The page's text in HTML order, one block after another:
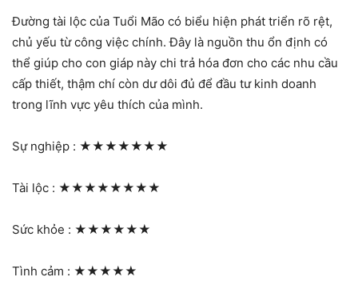
Đường tài lộc của Tuổi Mão có biểu hiện phát triển rõ rệt,
chủ yếu từ công việc chính. Đây là nguồn thu ổn định có
thể giúp cho con giáp này chi trả hóa đơn cho các nhu cầu
cấp thiết, thậm chí còn dư dôi đủ để đầu tư kinh doanh
trong lĩnh vực yêu thích của mình.
Sự nghiệp : ★★★★★★★
Tài lộc : ★★★★★★★★
Sức khỏe : ★★★★★★
Tình cảm : ★★★★★